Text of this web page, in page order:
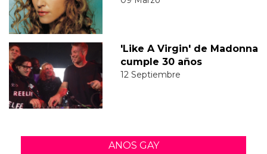
'Like A Virgin' de Madonna
cumple 30 años
12 Septiembre
ANOS GAY